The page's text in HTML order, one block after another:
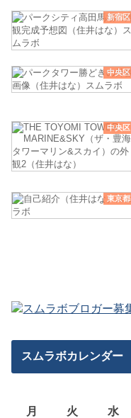
新宿区
中央区
中央区
東京都
スムラボカレンダー
月
火 水